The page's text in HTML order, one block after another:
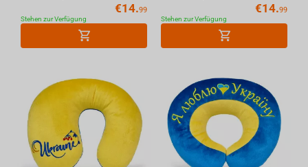
€14.99
Stehen zur Verfügung
€14.99
Stehen zur Verfügung